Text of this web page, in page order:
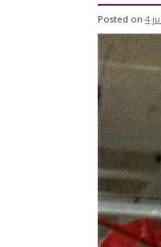
Posted on 4